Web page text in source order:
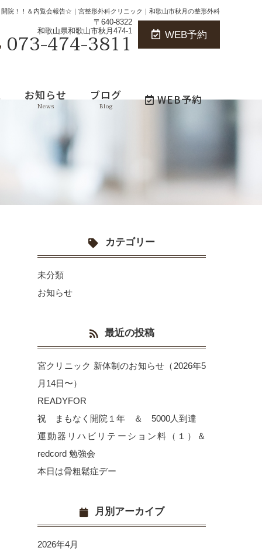
院！！＆内覧会報告☆｜宮整形外科クリニック｜和歌山市秋月の整形外科
〒640-8322
和歌山県和歌山市秋月474-1
073-474-3811 WEB予約
お知らせ
News
ブログ
Blog WEB予約
カテゴリー
未分類
お知らせ
最近の投稿
宮クリニック 新体制のお知らせ（2026年5
月14日〜）
READYFOR
祝 まもなく開院１年 ＆ 5000人到達
運動器リハビリテーション料（１）＆
redcord 勉強会
本日は骨粗鬆症デー
月別アーカイブ
2026年4月